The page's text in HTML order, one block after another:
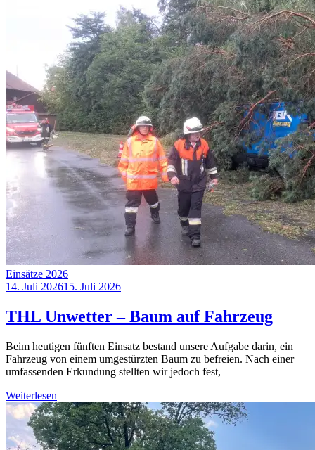
Einsätze 2026
14. Juli 202615. Juli 2026
THL Unwetter – Baum auf Fahrzeug
Beim heutigen fünften Einsatz bestand unsere Aufgabe darin, ein
Fahrzeug von einem umgestürzten Baum zu befreien. Nach einer
umfassenden Erkundung stellten wir jedoch fest,
Weiterlesen